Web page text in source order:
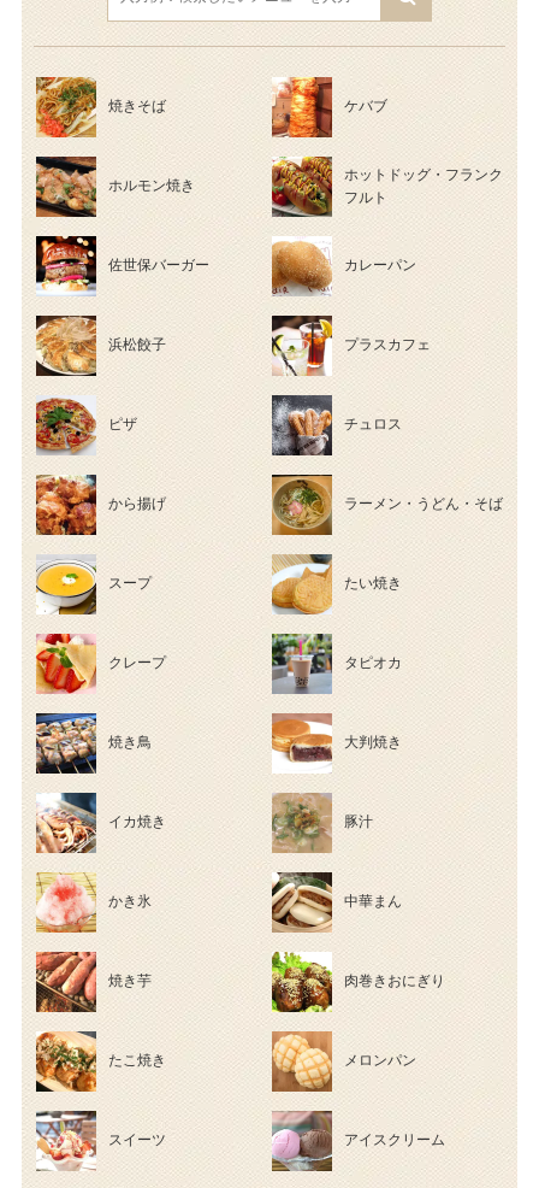
焼きそば ケバブ
ホルモン焼き
ホットドッグ・フランク
フルト
佐世保バーガー カレーパン
浜松餃子 プラスカフェ
ピザ チュロス
から揚げ ラーメン・うどん・そば
スープ たい焼き
クレープ タピオカ
焼き鳥 大判焼き
イカ焼き 豚汁
かき氷 中華まん
焼き芋 肉巻きおにぎり
たこ焼き メロンパン
スイーツ アイスクリーム